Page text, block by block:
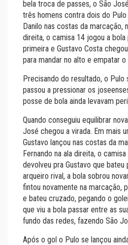
bela troca de passes, o São
três homens contra dois do
Danilo nas costas da marcação,
direita, o camisa 14 jogou a
primeira e Gustavo Costa
para mandar no alto e empatar o
Precisando do resultado, o Pulo
passou a pressionar os
posse de bola ainda levavam
Quando conseguiu equilibrar
José chegou a virada. Em mais
Gustavo lançou nas costas da
Fernando na ala direita, o
devolveu pra Gustavo que bateu
arqueiro rival, a bola sobrou
fintou novamente na marcação,
e bateu cruzado, pegando o
que viu a bola passar entre as
fundo das redes, fazendo São
Após o gol o Pulo se lançou